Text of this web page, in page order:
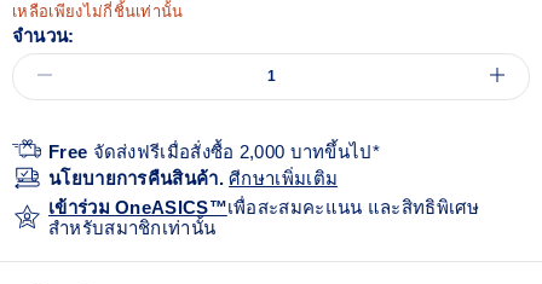
เหลือเพียงไม่กี่ชิ้นเท่านั้น
จำนวน:
Free จัดส่งฟรีเมื่อสั่งซื้อ 2,000 บาทขึ้นไป*
นโยบายการคืนสินค้า.ศีกษาเพิ่มเติม
เข้าร่วม OneASICS™เพื่อสะสมคะแนน และสิทธิพิเศษ
สำหรับสมาชิกเท่านั้น